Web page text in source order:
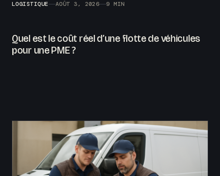
LOGISTIQUE AOÛT 3, 2026 9 MIN
Quel est le coût réel d’une flotte de véhicules
pour une PME ?